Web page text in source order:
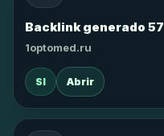
Backlink generado 57
1optomed.ru
SI Abrir